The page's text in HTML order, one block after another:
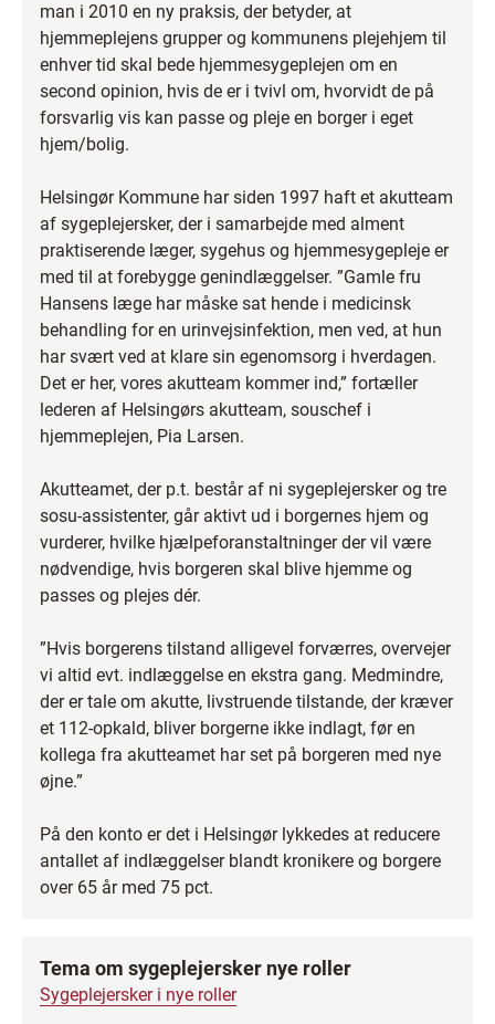
man i 2010 en ny praksis, der betyder, at
hjemmeplejens grupper og kommunens plejehjem til
enhver tid skal bede hjemmesygeplejen om en
second opinion, hvis de er i tvivl om, hvorvidt de på
forsvarlig vis kan passe og pleje en borger i eget
hjem/bolig.
Helsingør Kommune har siden 1997 haft et akutteam
af sygeplejersker, der i samarbejde med alment
praktiserende læger, sygehus og hjemmesygepleje er
med til at forebygge genindlæggelser. ”Gamle fru
Hansens læge har måske sat hende i medicinsk
behandling for en urinvejsinfektion, men ved, at hun
har svært ved at klare sin egenomsorg i hverdagen.
Det er her, vores akutteam kommer ind,” fortæller
lederen af Helsingørs akutteam, souschef i
hjemmeplejen, Pia Larsen.
Akutteamet, der p.t. består af ni sygeplejersker og tre
sosu-assistenter, går aktivt ud i borgernes hjem og
vurderer, hvilke hjælpeforanstaltninger der vil være
nødvendige, hvis borgeren skal blive hjemme og
passes og plejes dér.
”Hvis borgerens tilstand alligevel forværres, overvejer
vi altid evt. indlæggelse en ekstra gang. Medmindre,
der er tale om akutte, livstruende tilstande, der kræver
et 112-opkald, bliver borgerne ikke indlagt, før en
kollega fra akutteamet har set på borgeren med nye
øjne.”
På den konto er det i Helsingør lykkedes at reducere
antallet af indlæggelser blandt kronikere og borgere
over 65 år med 75 pct.
Tema om sygeplejersker nye roller
Sygeplejersker i nye roller